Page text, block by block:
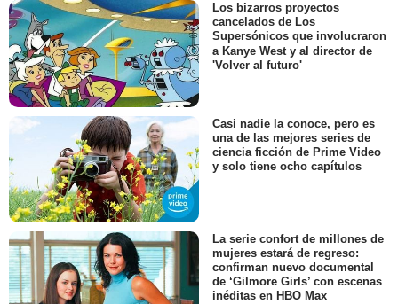
Los bizarros proyectos
cancelados de Los
Supersónicos que involucraron
a Kanye West y al director de
'Volver al futuro'
Casi nadie la conoce, pero es
una de las mejores series de
ciencia ficción de Prime Video
y solo tiene ocho capítulos
La serie confort de millones de
mujeres estará de regreso:
confirman nuevo documental
de ‘Gilmore Girls’ con escenas
inéditas en HBO Max